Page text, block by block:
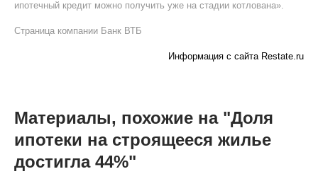
ипотечный кредит можно получить уже на стадии котлована».
Страница компании Банк ВТБ
Информация с сайта Restate.ru
Материалы, похожие на "Доля
ипотеки на строящееся жилье
достигла 44%"